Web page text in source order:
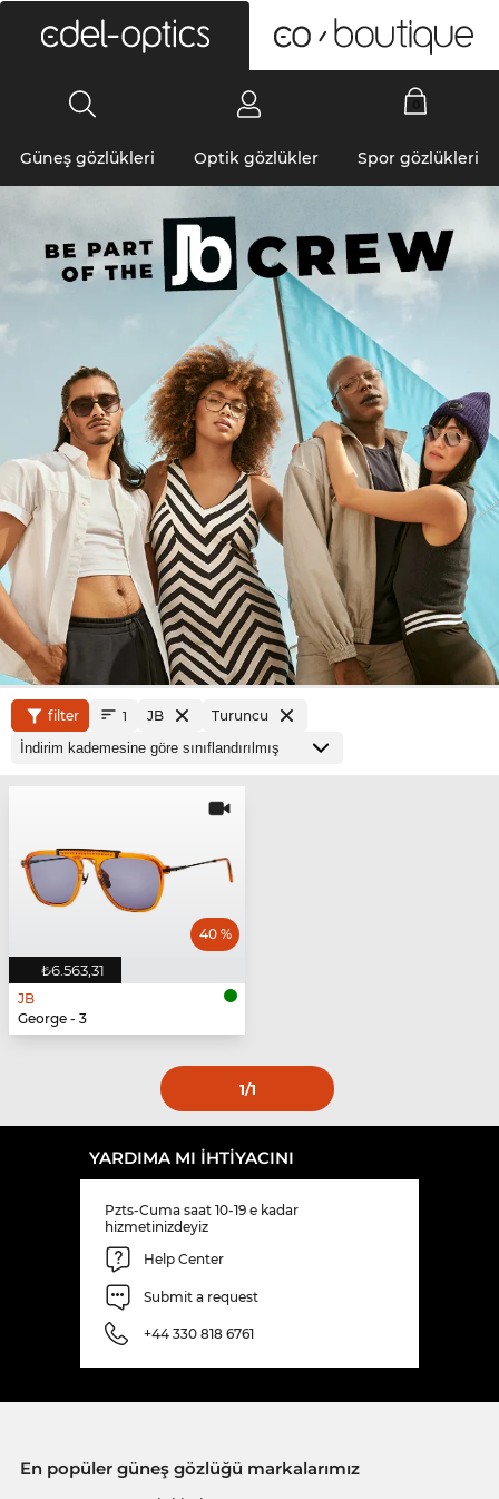
Güneş gözlükleri Optik gözlükler Spor gözlükleri
filter 1 JB Turuncu
₺6.563,31
40 %
JB
George - 3
1/1
YARDIMA MI IHTIYACINI
Pzts-Cuma saat 10-19 e kadar
hizmetinizdeyiz
Help Center
Submit a request
+44 330 818 6761
En popüler güneş gözlüğü markalarımız